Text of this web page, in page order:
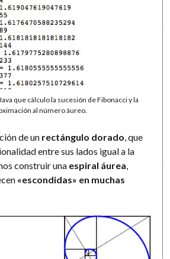
que cálculo la sucesión de Fibonacci y la
al número áureo.
de un rectángulo dorado, que
entre sus lados igual a la
construir una espiral áurea,
«escondidas» en muchas